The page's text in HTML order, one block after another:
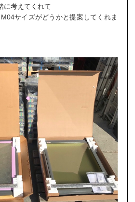
に考えてくれて
サイズがどうかと提案してくれま